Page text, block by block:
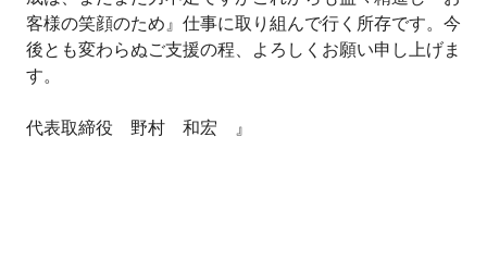
客様の笑顔のため』仕事に取り組んで行く所存です。今
後とも変わらぬご支援の程、よろしくお願い申し上げま
す。
代表取締役 野村 和宏 』